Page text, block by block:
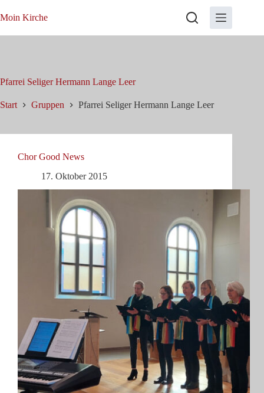
Inhalt
Moin Kirche
Pfarrei Seliger Hermann Lange Leer
Start Gruppen Pfarrei Seliger Hermann Lange Leer
Chor Good News
17. Oktober 2015